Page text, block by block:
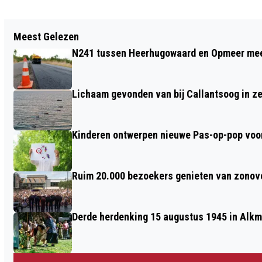
KEURMERK DIERVRIENDELIJKE
KINDERBOERDERIJEN VOOR
STADSBOERDERIJ DE HOUT
Meest Gelezen
N241 tussen Heerhugowaard en Opmeer
Lichaam gevonden van bij Callantsoog in
Kinderen ontwerpen nieuwe Pas-op-pop
Ruim 20.000 bezoekers genieten van
Derde herdenking 15 augustus 1945 in